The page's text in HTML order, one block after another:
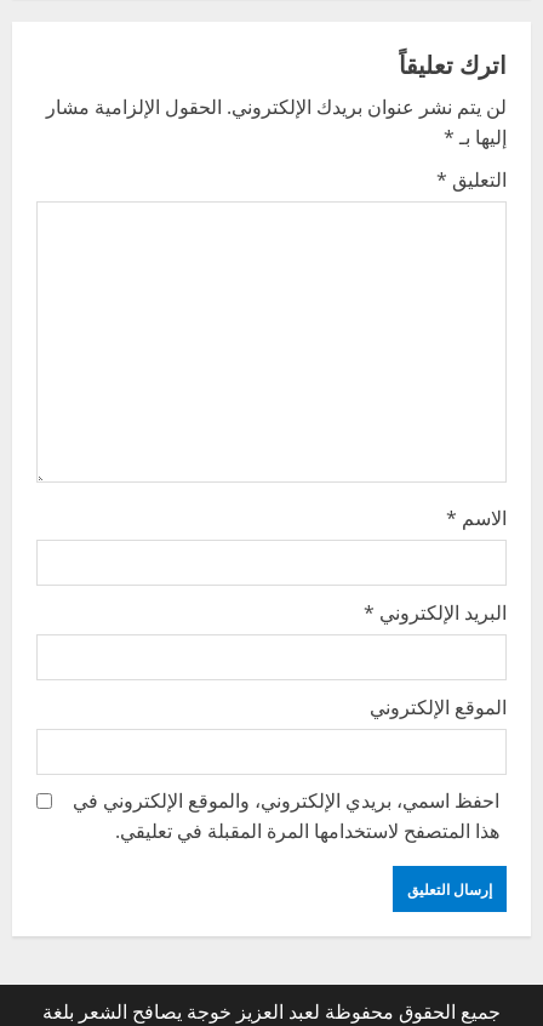
v
i
g
اترك تعليقاً
لن يتم نشر عنوان بريدك الإلكتروني. الحقول الإلزامية مشار
إليها بـ*
التعليق *
الاسم *
البريد الإلكتروني *
الموقع الإلكتروني
احفظ اسمي، بريدي الإلكتروني، والموقع الإلكتروني في
هذا المتصفح لاستخدامها المرة المقبلة في تعليقي.
جميع الحقوق محفوظة لعبد العزيز خوجة يصافح الشعر بلغة